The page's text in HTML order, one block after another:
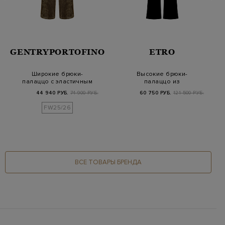
GENTRYPORTOFINO
Широкие брюки-
палаццо с эластичным
44 940 РУБ. 74 900 РУБ.
FW25/26
ETRO
Высокие брюки-
палаццо из
шелкового велюра
60 750 РУБ. 121 500 РУБ.
ВСЕ ТОВАРЫ БРЕНДА